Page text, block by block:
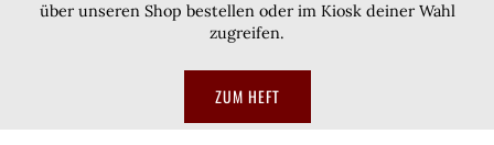
über unseren Shop bestellen oder im Kiosk deiner Wahl
zugreifen.
ZUM HEFT